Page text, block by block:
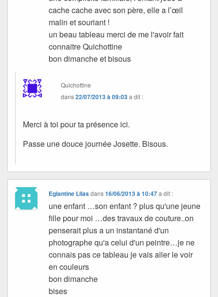
cache cache avec son père, elle a l’œil
malin et souriant !
un beau tableau merci de me l'avoir fait
connaitre Quichottine
bon dimanche et bisous
Quichottine
dans22/07/2013 à 09:03a dit :
Merci à toi pour ta présence ici.
Passe une douce journée Josette. Bisous.
Eglantine Lilasdans16/06/2013 à 10:47 a dit :
une enfant …son enfant ? plus qu'une jeune
fille pour moi …des travaux de couture..on
penserait plus a un instantané d'un
photographe qu'a celui d'un peintre…je ne
connais pas ce tableau je vais aller le voir
en couleurs
bon dimanche
bises